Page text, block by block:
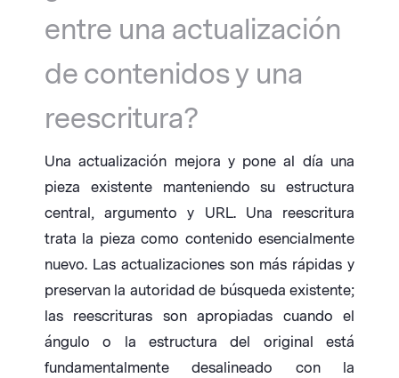
entre una actualización
de contenidos y una
reescritura?
Una actualización mejora y pone al día una
pieza existente manteniendo su estructura
central, argumento y URL. Una reescritura
trata la pieza como contenido esencialmente
nuevo. Las actualizaciones son más rápidas y
preservan la autoridad de búsqueda existente;
las reescrituras son apropiadas cuando el
ángulo o la estructura del original está
fundamentalmente desalineado con la